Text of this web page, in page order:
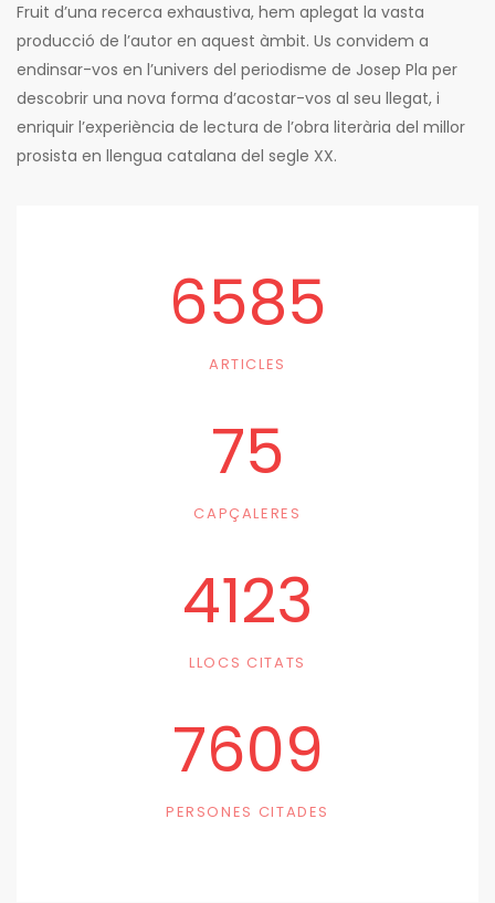
Fruit d’una recerca exhaustiva, hem aplegat la vasta
producció de l’autor en aquest àmbit. Us convidem a
endinsar-vos en l’univers del periodisme de Josep Pla per
descobrir una nova forma d’acostar-vos al seu llegat, i
enriquir l’experiència de lectura de l’obra literària del millor
prosista en llengua catalana del segle XX.
6585
ARTICLES
75
CAPÇALERES
4123
LLOCS CITATS
7609
PERSONES CITADES